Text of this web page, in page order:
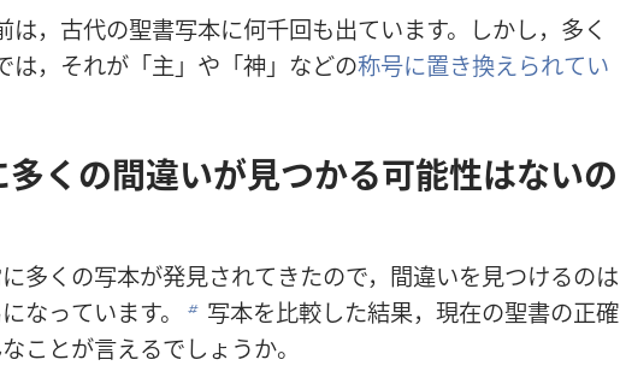
は， 古代の聖書写本に何千回も出ています。しかし， 多く
は，それが「主 」や「神 」などの称号に置き換えられてい
多くの間違いが見つかる可能性はないの
に多くの写本が発見されてきたので， 間違いを見つけるのは
になっています。 b 写本を比較した結果， 現在の聖書の正確
ことが言えるでしょうか。